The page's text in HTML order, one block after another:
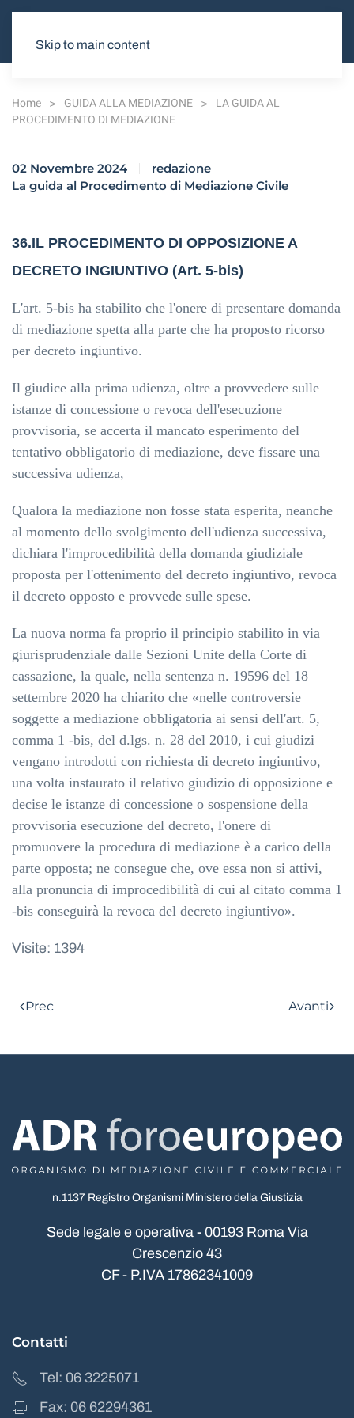
Skip to main content
Home GUIDA ALLA MEDIAZIONE
LA GUIDA AL
PROCEDIMENTO DI MEDIAZIONE
02 Novembre 2024
redazione
La guida al Procedimento di Mediazione Civile
36.IL PROCEDIMENTO DI OPPOSIZIONE A
DECRETO INGIUNTIVO (Art. 5-bis)
L'art. 5-bis ha stabilito che l'onere di presentare domanda
di mediazione spetta alla parte che ha proposto ricorso
per decreto ingiuntivo.
Il giudice alla prima udienza, oltre a provvedere sulle
istanze di concessione o revoca dell'esecuzione
provvisoria, se accerta il mancato esperimento del
tentativo obbligatorio di mediazione, deve fissare una
successiva udienza,
Qualora la mediazione non fosse stata esperita, neanche
al momento dello svolgimento dell'udienza successiva,
dichiara l'improcedibilità della domanda giudiziale
proposta per l'ottenimento del decreto ingiuntivo, revoca
il decreto opposto e provvede sulle spese.
La nuova norma fa proprio il principio stabilito in via
giurisprudenziale dalle Sezioni Unite della Corte di
cassazione, la quale, nella sentenza n. 19596 del 18
settembre 2020 ha chiarito che «nelle controversie
soggette a mediazione obbligatoria ai sensi dell'art. 5,
comma 1 -bis, del d.lgs. n. 28 del 2010, i cui giudizi
vengano introdotti con richiesta di decreto ingiuntivo,
una volta instaurato il relativo giudizio di opposizione e
decise le istanze di concessione o sospensione della
provvisoria esecuzione del decreto, l'onere di
promuovere la procedura di mediazione è a carico della
parte opposta; ne consegue che, ove essa non si attivi,
alla pronuncia di improcedibilità di cui al citato comma 1
-bis conseguirà la revoca del decreto ingiuntivo».
Visite: 1394
Prec Avanti
n.1137 Registro Organismi Ministero della Giustizia
Sede legale e operativa - 00193 Roma Via
Crescenzio 43
CF - P.IVA 17862341009
Contatti
Tel: 06 3225071
Fax: 06 62294361